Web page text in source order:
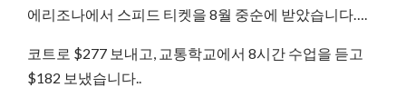
에리조나에서 스피드 티켓을 8월 중순에 받았습니다….
코트로 $277 보내고, 교통학교에서 8시간 수업을 듣고
$182 보냈습니다..